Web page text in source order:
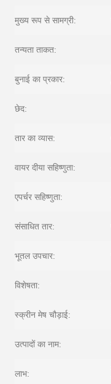
मुख्य रूप से सामग्री:
तन्यता ताकत:
बुनाई का प्रकार:
छेद:
तार का व्यास:
वायर दीया सहिष्णुता:
एपर्चर सहिष्णुता:
संसाधित तार:
भूतल उपचार:
विशेषता:
स्क्रीन मेष चौड़ाई:
उत्पादों का नाम:
लाभ: